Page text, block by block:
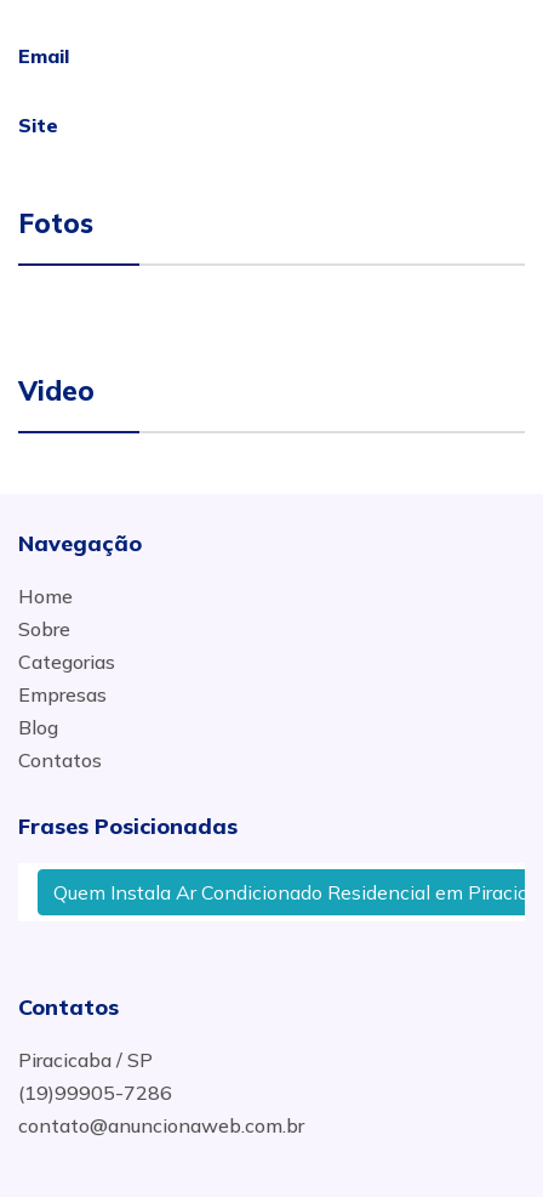
Email
Site
Fotos
Video
Navegação
Home
Sobre
Categorias
Empresas
Blog
Contatos
Frases Posicionadas
Quem Instala Ar Condicionado Residencial em Piracicaba
Contatos
Piracicaba / SP
(19)99905-7286
contato@anuncionaweb.com.br